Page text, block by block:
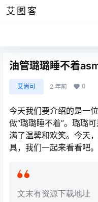
艾图客
油管璐璐睡不着
艾尚可 2 年前 0
今天我们要介绍的是一
做“璐璐睡不着”。璐璐
满了温馨和欢笑。今天
具，我们一起来看看吧。
文末有资源下载地址